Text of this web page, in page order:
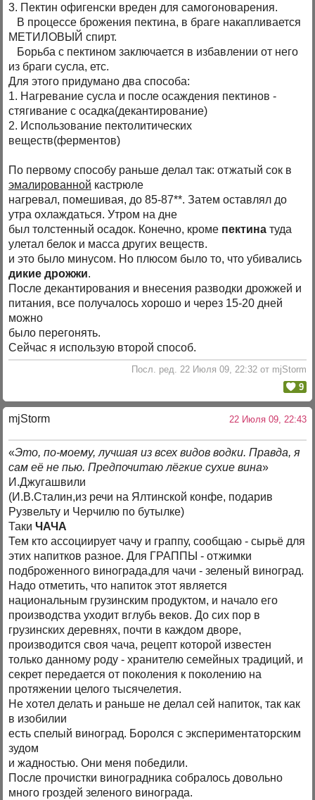
3. Пектин офигенски вреден для самогоноварения.
В процессе брожения пектина, в браге накапливается
МЕТИЛОВЫЙ спирт.
Борьба с пектином заключается в избавлении от него
из браги сусла, етс.
Для этого придумано два способа:
1. Нагревание сусла и после осаждения пектинов -
стягивание с осадка(декантирование)
2. Использование пектолитических
веществ(ферментов)
По первому способу раньше делал так: отжатый сок в
эмалированной кастрюле
нагревал, помешивая, до 85-87**. Затем оставлял до
утра охлаждаться. Утром на дне
был толстенный осадок. Конечно, кроме пектина туда
улетал белок и масса других веществ.
и это было минусом. Но плюсом было то, что убивались
дикие дрожжи.
После декантирования и внесения разводки дрожжей и
питания, все получалось хорошо и через 15-20 дней
можно
было перегонять.
Сейчас я использую второй способ.
Посл. ред. 22 Июля 09, 22:32 от mjStorm
9
mjStоrm 22 Июля 09, 22:43
«Это, по-моему, лучшая из всех видов водки. Правда, я
сам её не пью. Предпочитаю лёгкие сухие вина»
И.Джугашвили
(И.В.Сталин,из речи на Ялтинской конфе, подарив
Рузвельту и Черчилю по бутылке)
ТакиЧАЧА
Тем кто ассоциирует чачу и граппу, сообщаю - сырьё для
этих напитков разное. Для ГРАППЫ - отжимки
подброженного винограда,для чачи - зеленый виноград.
Надо отметить, что напиток этот является
национальным грузинским продуктом, и начало его
производства уходит вглубь веков. До сих пор в
грузинских деревнях, почти в каждом дворе,
производится своя чача, рецепт которой известен
только данному роду - хранителю семейных традиций, и
секрет передается от поколения к поколению на
протяжении целого тысячелетия.
Не хотел делать и раньше не делал сей напиток, так как
в изобилии
есть спелый виноград. Боролся с экспериментаторским
зудом
и жадностью. Они меня победили.
После прочистки виноградника собралось довольно
много гроздей зеленого винограда.